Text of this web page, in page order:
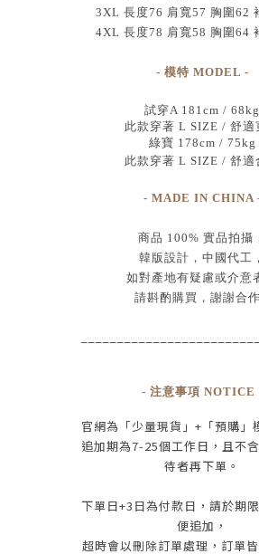
3XL 長度76 肩寬57 胸圍62
4XL 長度78 肩寬58 胸圍64
- 模特 MODEL -
試穿A 181cm / 68kg
此款穿著 L SIZE / 舒適
綠寶 178cm / 75kg
此款穿著 L SIZE / 舒適
- MADE IN CHINA
商品 100% 實品拍攝
韓版設計，中國代工 ，
如對產地有疑慮或介意
請斟酌購買， 謝謝合
- 注意事項 NOTICE
官網為 「少量現貨」+ 「預購」
追加期為7-25個工作日 ，且不
待者再下單 。
下單日+3 日為付款日，請於期
便追加，
超時會以刪除訂單處理，訂單